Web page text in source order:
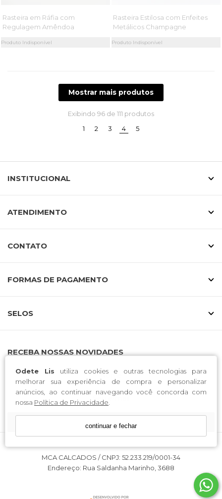
Odete Lis utiliza cookies e outras tecnologias para
melhorar sua experiência de compra e personalizar
anúncios, ao continuar navegando você concorda com
nossa Política de Privacidade
continuar e fechar
Rasteira em Ráfia com
Regulagem Amêndoa
Produto Indisponível
Rasteira Estilosa com Enfeites
Metálicos Champagne
Produto Indisponível
Mostrar mais produtos
Exibindo 96 de 111 produtos
1
2 3 4(current)
5
INSTITUCIONAL
ATENDIMENTO
CONTATO
FORMAS DE PAGAMENTO
SELOS
RECEBA NOSSAS NOVIDADES
CADASTRE-SE
MCA CALCADOS / CNPJ: 52.233.219/0001-34
Endereço: Rua Saldanha Marinho, 3688